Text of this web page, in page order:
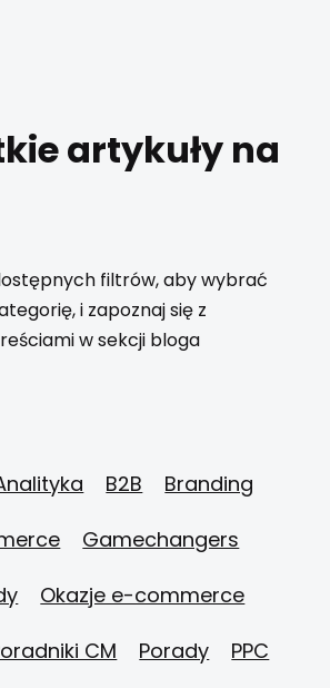
artykuły na
filtrów, aby wybrać
i zapoznaj się z
w sekcji bloga
B2B
Branding
Gamechangers
Okazje e-commerce
CM Porady
PPC